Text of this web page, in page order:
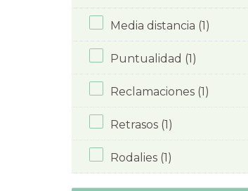
Media distancia (1)
Puntualidad (1)
Reclamaciones (1)
Retrasos (1)
Rodalies (1)